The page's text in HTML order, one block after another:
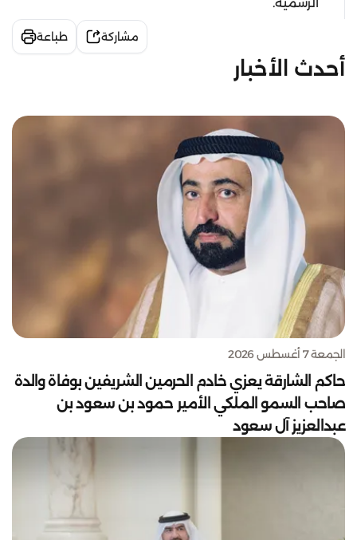
مشاركة طباعة
أحدث الأخبار
الجمعة 7 أغسطس 2026
حاكم الشارقة يعزي خادم الحرمين الشريفين بوفاة والدة
صاحب السمو الملكي الأمير حمود بن سعود بن
عبدالعزيز آل سعود